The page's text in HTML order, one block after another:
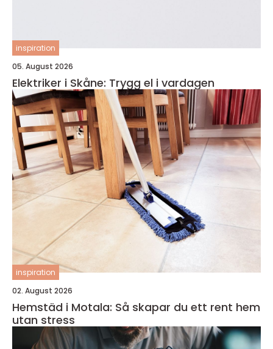
inspiration
05. August 2026
Elektriker i Skåne: Trygg el i vardagen
inspiration
02. August 2026
Hemstäd i Motala: Så skapar du ett rent hem
utan stress